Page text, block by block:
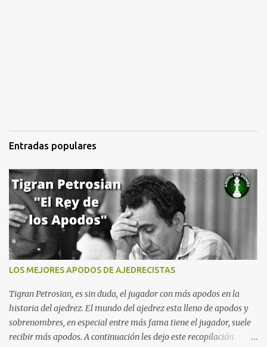
Entradas populares
LOS MEJORES APODOS DE AJEDRECISTAS
Tigran Petrosian, es sin duda, el jugador con más apodos en la
historia del ajedrez. El mundo del ajedrez esta lleno de apodos y
sobrenombres, en especial entre más fama tiene el jugador, suele
recibir más apodos. A continuación les dejo este recopilación